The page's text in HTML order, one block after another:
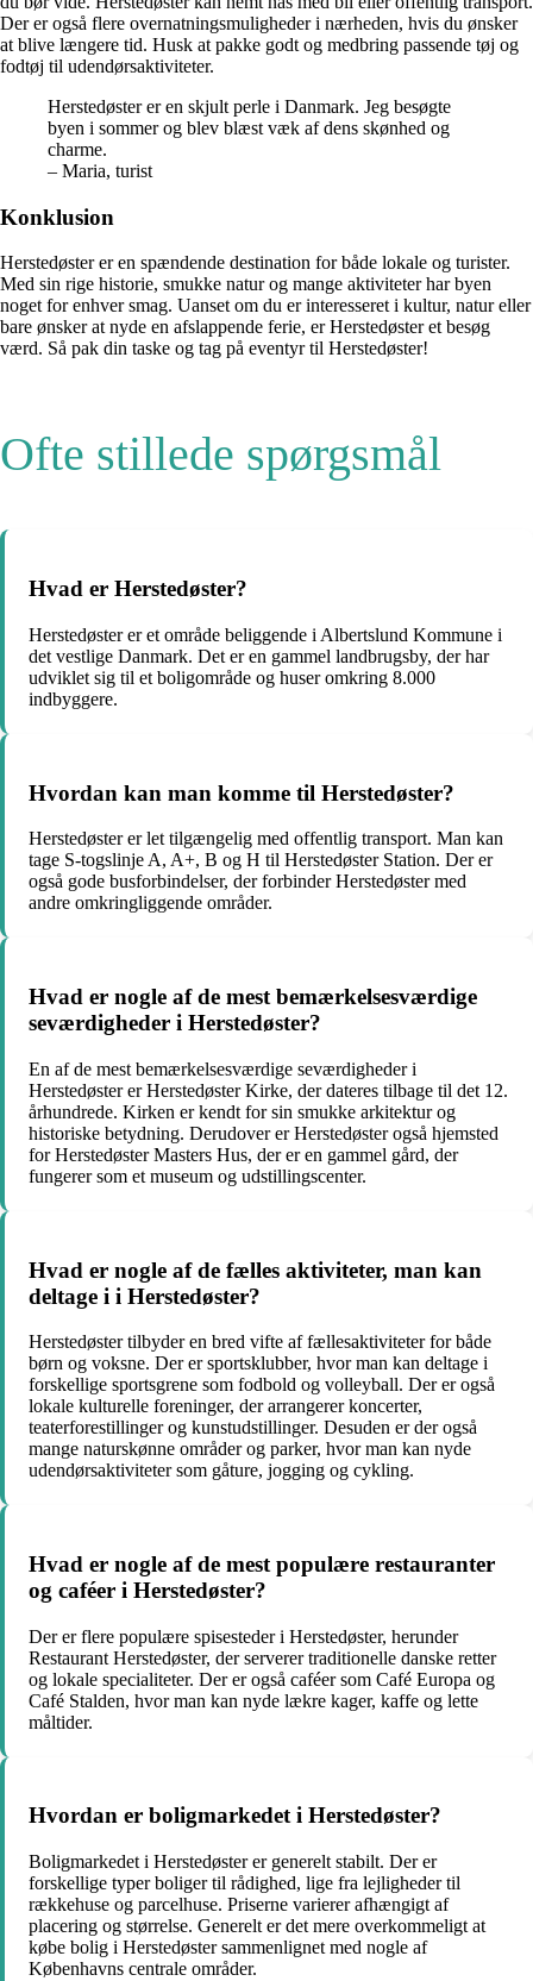
Der er også flere overnatningsmuligheder i nærheden, hvis du ønsker
at blive længere tid. Husk at pakke godt og medbring passende tøj og
fodtøj til udendørsaktiviteter.
Herstedøster er en skjult perle i Danmark. Jeg besøgte
byen i sommer og blev blæst væk af dens skønhed og
charme.
– Maria, turist
Konklusion
Herstedøster er en spændende destination for både lokale og turister.
Med sin rige historie, smukke natur og mange aktiviteter har byen
noget for enhver smag. Uanset om du er interesseret i kultur, natur eller
bare ønsker at nyde en afslappende ferie, er Herstedøster et besøg
værd. Så pak din taske og tag på eventyr til Herstedøster!
Ofte stillede spørgsmål
Hvad er Herstedøster?
Herstedøster er et område beliggende i Albertslund Kommune i
det vestlige Danmark. Det er en gammel landbrugsby, der har
udviklet sig til et boligområde og huser omkring 8.000
indbyggere.
Hvordan kan man komme til Herstedøster?
Herstedøster er let tilgængelig med offentlig transport. Man kan
tage S-togslinje A, A+, B og H til Herstedøster Station. Der er
også gode busforbindelser, der forbinder Herstedøster med
andre omkringliggende områder.
Hvad er nogle af de mest bemærkelsesværdige
seværdigheder i Herstedøster?
En af de mest bemærkelsesværdige seværdigheder i
Herstedøster er Herstedøster Kirke, der dateres tilbage til det 12.
århundrede. Kirken er kendt for sin smukke arkitektur og
historiske betydning. Derudover er Herstedøster også hjemsted
for Herstedøster Masters Hus, der er en gammel gård, der
fungerer som et museum og udstillingscenter.
Hvad er nogle af de fælles aktiviteter, man kan
deltage i i Herstedøster?
Herstedøster tilbyder en bred vifte af fællesaktiviteter for både
børn og voksne. Der er sportsklubber, hvor man kan deltage i
forskellige sportsgrene som fodbold og volleyball. Der er også
lokale kulturelle foreninger, der arrangerer koncerter,
teaterforestillinger og kunstudstillinger. Desuden er der også
mange naturskønne områder og parker, hvor man kan nyde
udendørsaktiviteter som gåture, jogging og cykling.
Hvad er nogle af de mest populære restauranter
og caféer i Herstedøster?
Der er flere populære spisesteder i Herstedøster, herunder
Restaurant Herstedøster, der serverer traditionelle danske retter
og lokale specialiteter. Der er også caféer som Café Europa og
Café Stalden, hvor man kan nyde lækre kager, kaffe og lette
måltider.
Hvordan er boligmarkedet i Herstedøster?
Boligmarkedet i Herstedøster er generelt stabilt. Der er
forskellige typer boliger til rådighed, lige fra lejligheder til
rækkehuse og parcelhuse. Priserne varierer afhængigt af
placering og størrelse. Generelt er det mere overkommeligt at
købe bolig i Herstedøster sammenlignet med nogle af
Københavns centrale områder.